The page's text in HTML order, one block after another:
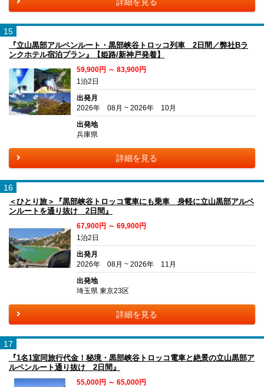
15
『立山黒部アルペンルート・黒部峡谷トロッコ列車 2日間／弊社Bラ
ンクホテル宿泊プラン』【姫路/新神戸発着】
59,900円 ～ 83,900円
1泊2日
出発月
2026年 08月 ~ 2026年 10月
出発地
兵庫県
詳細を見る
16
＜ひとり旅＞『黒部峡谷トロッコ電車にも乗車 身軽に立山黒部アルペ
ンルートを通り抜け 2日間』
67,900円 ～ 69,900円
1泊2日
出発月
2026年 08月 ~ 2026年 11月
出発地
埼玉県 東京23区
詳細を見る
17
『1名1室同旅行代金！秘境・黒部峡谷トロッコ電車と絶景の立山黒部ア
ルペンルート通り抜け 2日間』
55,000円 ～ 65,000円